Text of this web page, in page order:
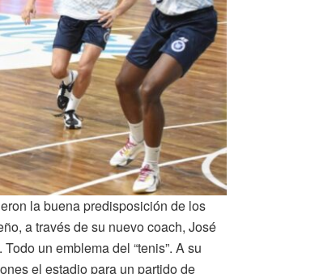
la buena predisposición de los
a través de su nuevo coach, José
un emblema del “tenis”. A su
el estadio para un partido de